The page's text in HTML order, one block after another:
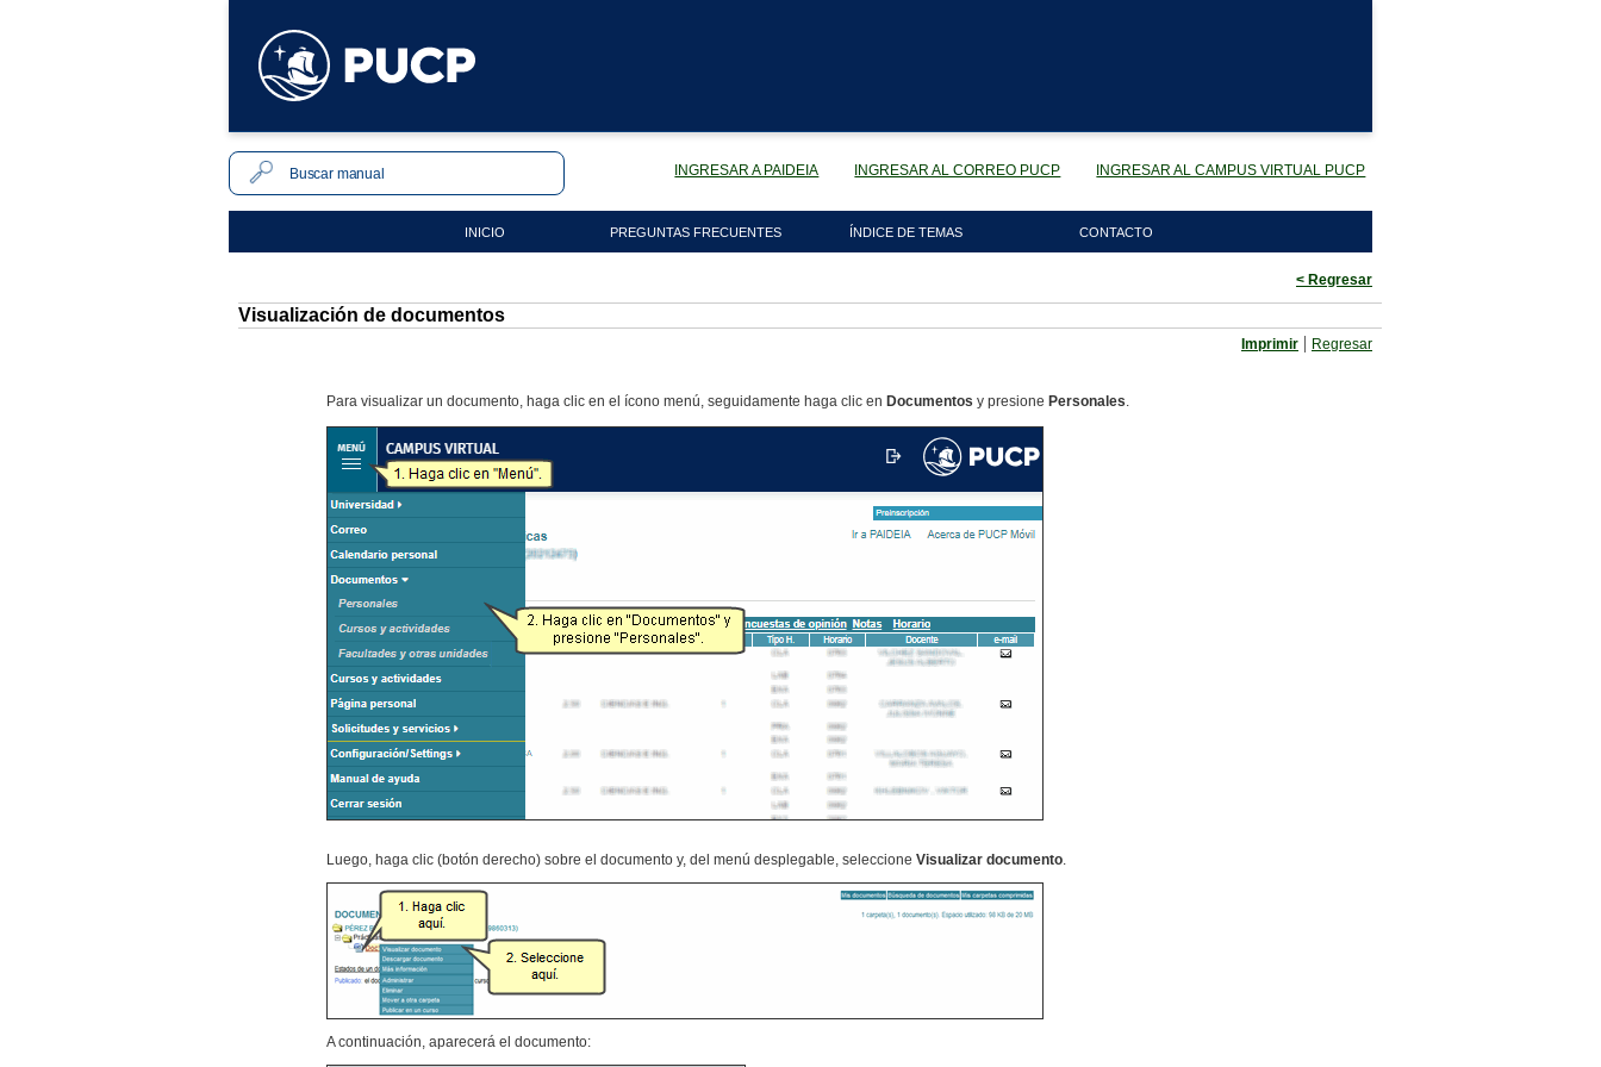
INGRESAR A PAIDEIA INGRESAR AL CORREO PUCP INGRESAR AL CAMPUS VIRTUAL PUCP
INICIO PREGUNTAS FRECUENTES ÍNDICE DE TEMAS CONTACTO
< Regresar
Visualización de documentos
Imprimir | Regresar
Para visualizar un documento, haga clic en el ícono menú, seguidamente haga clic en Documentos y presione Personales.
Luego, haga clic (botón derecho) sobre el documento y, del menú desplegable, seleccione Visualizar documento.
A continuación, aparecerá el documento: